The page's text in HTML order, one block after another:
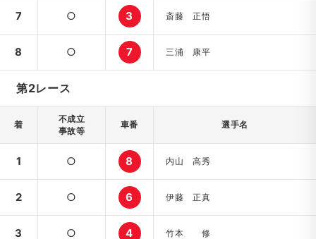
7 ○ 3 斎藤 正悟
8 ○ 7 三浦 康平
第2レース
着
不成立
事故等
車番 選手名
1 ○ 8 内山 高秀
2 ○ 6 伊藤 正真
3 ○ 4 竹本 修